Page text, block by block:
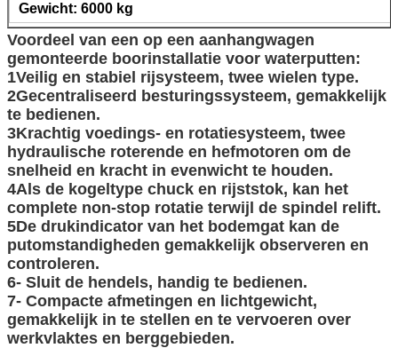
Gewicht: 6000 kg
Voordeel van een op een aanhangwagen
gemonteerde boorinstallatie voor waterputten:
1Veilig en stabiel rijsysteem, twee wielen type.
2Gecentraliseerd besturingssysteem, gemakkelijk
te bedienen.
3Krachtig voedings- en rotatiesysteem, twee
hydraulische roterende en hefmotoren om de
snelheid en kracht in evenwicht te houden.
4Als de kogeltype chuck en rijststok, kan het
complete non-stop rotatie terwijl de spindel relift.
5De drukindicator van het bodemgat kan de
putomstandigheden gemakkelijk observeren en
controleren.
6- Sluit de hendels, handig te bedienen.
7- Compacte afmetingen en lichtgewicht,
gemakkelijk in te stellen en te vervoeren over
werkvlaktes en berggebieden.